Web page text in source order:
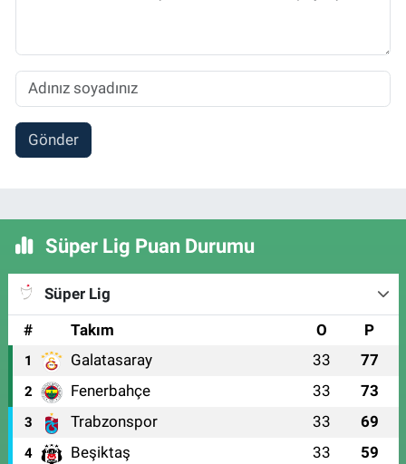
Gönder
Süper Lig Puan Durumu
Süper Lig
#
Takım O P
1 Galatasaray 33 77
2 Fenerbahçe 33 73
3 Trabzonspor 33 69
4 Beşiktaş 33 59